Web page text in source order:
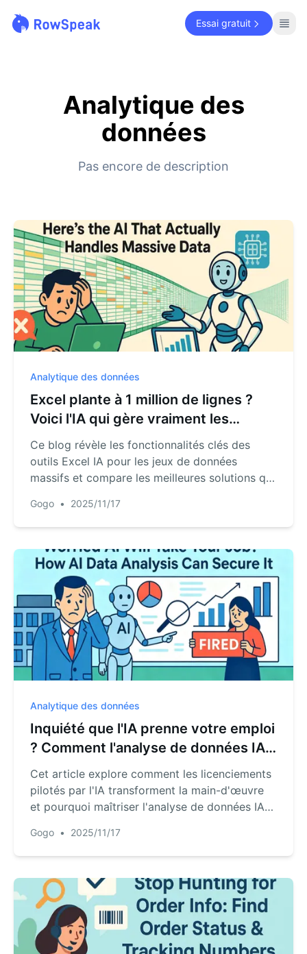
Essai gratuit
Analytique des
données
Pas encore de description
Analytique des données
Excel plante à 1 million de lignes ?
Voici l'IA qui gère vraiment les
données massives
Ce blog révèle les fonctionnalités clés des
outils Excel IA pour les jeux de données
massifs et compare les meilleures solutions qui
aidant à choisir la bonne.
Gogo • 2025/11/17
Analytique des données
Inquiété que l'IA prenne votre emploi
? Comment l'analyse de données IA
peut le sécuriser.
Cet article explore comment les licenciements
pilotés par l'IA transforment la main-d'œuvre
et pourquoi maîtriser l'analyse de données IA
professionnelle.
Gogo • 2025/11/17